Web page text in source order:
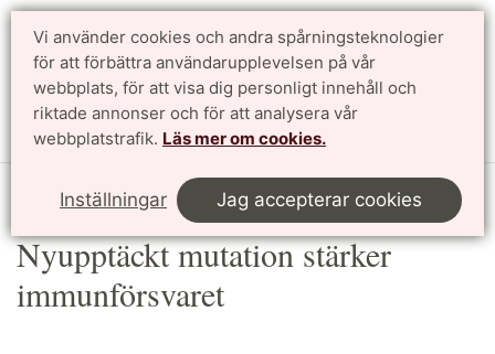
Vi använder cookies och andra spårningsteknologier
för att förbättra användarupplevelsen på vår
webbplats, för att visa dig personligt innehåll och
riktade annonser och för att analysera vår
webbplatstrafik. Läs mer om cookies.
Inställningar Jag accepterar cookies
Sök
Nyupptäckt mutation stärker
immunförsvaret